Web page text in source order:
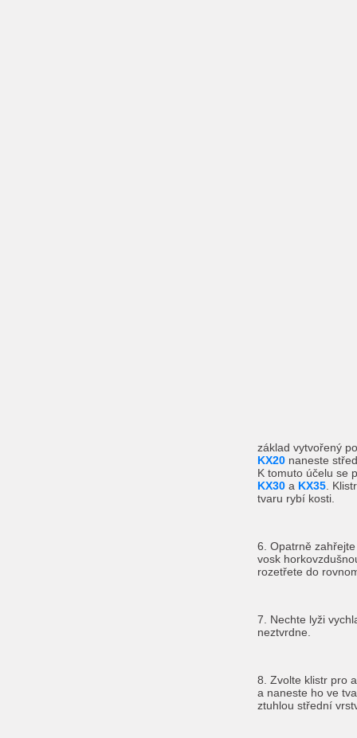
základ vytvořený
KX20 naneste
K tomuto účelu se
KX30 a KX35 .
tvaru rybí kosti.
6. Opatrně zahřejte
vosk
rozetřete do
7. Nechte lyži
neztvrdne.
8. Zvolte klistr pro
a naneste ho ve
ztuhlou střední